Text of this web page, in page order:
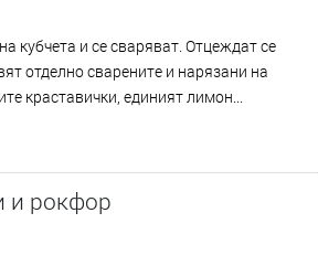
кубчета и се сваряват. Отцеждат се
отделно сварените и нарязани на
краставички, единият лимон...
и рокфор